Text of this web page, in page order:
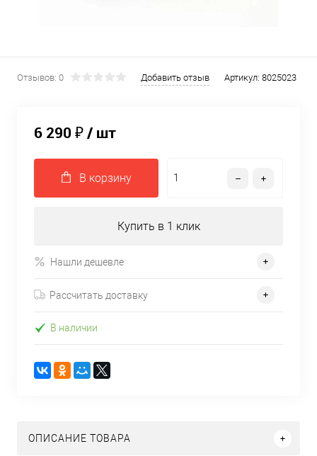
Отзывов: 0 Добавить отзыв Артикул: 8025023
6 290 ₽/ шт
В корзину
Купить в 1 клик
Нашли дешевле
Рассчитать доставку
В наличии
ОПИСАНИЕ ТОВАРА